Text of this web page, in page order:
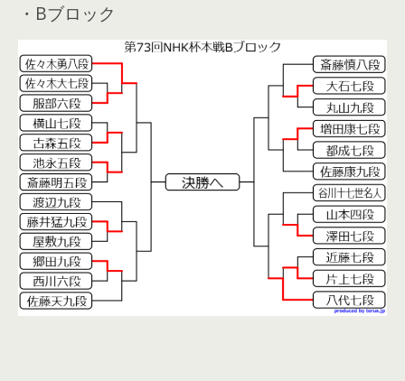
・Bブロック